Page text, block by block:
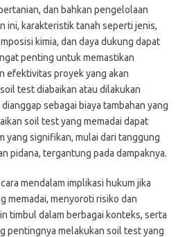
dan bahkan pengelolaan
ini, karakteristik tanah seperti jenis,
kimia, dan daya dukung dapat
penting untuk memastikan
efektivitas proyek yang akan
test diabaikan atau dilakukan
sebagai biaya tambahan yang
soil test yang memadai dapat
yang signifikan, mulai dari tanggung
pidana, tergantung pada dampaknya.
mendalam implikasi hukum jika
memadai, menyoroti risiko dan
timbul dalam berbagai konteks, serta
pentingnya melakukan soil test yang